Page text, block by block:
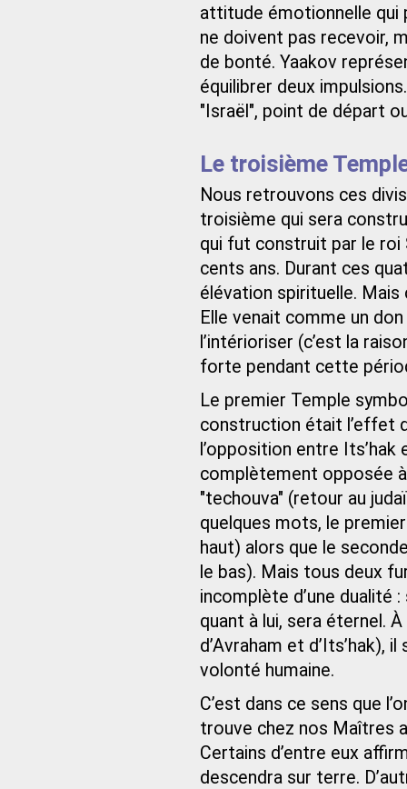
attitude émotionnelle qui
ne doivent pas recevoir,
de bonté. Yaakov
équilibrer deux
"Israël", point de départ
Le troisième
Nous retrouvons ces
troisième qui sera
qui fut construit par le roi
cents ans. Durant ces
élévation spirituelle.
Elle venait comme un
l’intérioriser (c’est la
forte pendant cette
Le premier Temple
construction était l’effet
l’opposition entre
complètement opposée
"techouva" (retour au
quelques mots, le
haut) alors que le
le bas). Mais tous deux
incomplète d’une dualité
quant à lui, sera éternel.
d’Avraham et d’Its’hak),
volonté humaine.
C’est dans ce sens que
trouve chez nos Maîtres
Certains d’entre eux
descendra sur terre.